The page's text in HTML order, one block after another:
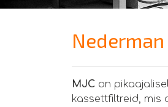
MJC on
kassettfiltreid, mis